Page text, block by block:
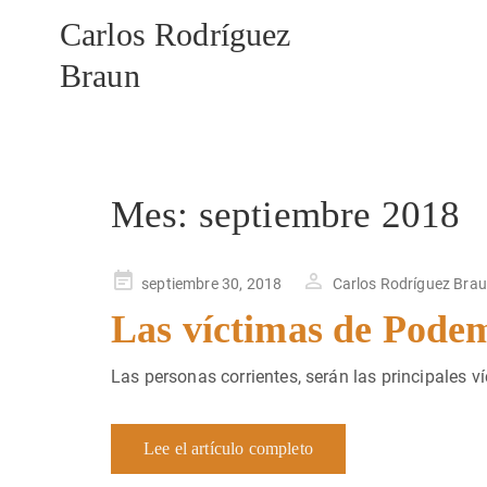
Carlos Rodríguez
Braun
Mes: septiembre 2018
Publicado
septiembre 30, 2018 Carlos Rodríguez
Las víctimas de
Las personas corrientes, serán las principales
Lee el artículo completo